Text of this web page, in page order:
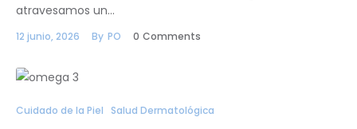
atravesamos un…
12 junio, 2026 By PO 0 Comments
Cuidado de la Piel Salud Dermatológica